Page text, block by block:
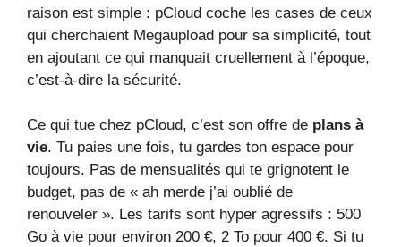
raison est simple : pCloud coche les cases de ceux
qui cherchaient Megaupload pour sa simplicité, tout
en ajoutant ce qui manquait cruellement à l’époque,
c’est-à-dire la sécurité.
Ce qui tue chez pCloud, c’est son offre de plans à
vie. Tu paies une fois, tu gardes ton espace pour
toujours. Pas de mensualités qui te grignotent le
budget, pas de « ah merde j’ai oublié de
renouveler ». Les tarifs sont hyper agressifs : 500
Go à vie pour environ 200 €, 2 To pour 400 €. Si tu